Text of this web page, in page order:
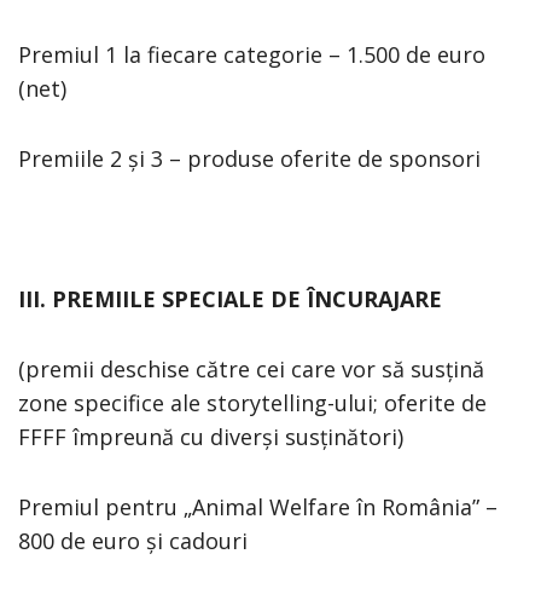
Premiul 1 la fiecare categorie – 1.500 de euro
(net)
Premiile 2 și 3 – produse oferite de sponsori
III. PREMIILE SPECIALE DE ÎNCURAJARE
(premii deschise către cei care vor să susțină
zone specifice ale storytelling-ului; oferite de
FFFF împreună cu diverși susținători)
Premiul pentru „Animal Welfare în România” –
800 de euro și cadouri